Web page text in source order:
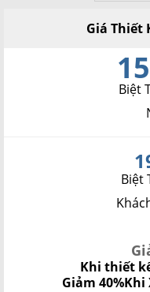
Giá Thiết
Biệt
Biệt
Khi thiết
Giảm 40%Khi